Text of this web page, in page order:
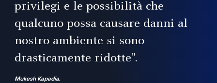
privilegi e le possibilità che
qualcuno possa causare danni al
nostro ambiente si sono
drasticamente ridotte".
Mukesh Kapadia,